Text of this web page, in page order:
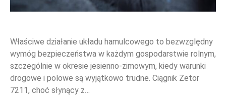
Właściwe działanie układu hamulcowego to bezwzględny
wymóg bezpieczeństwa w każdym gospodarstwie rolnym,
szczególnie w okresie jesienno-zimowym, kiedy warunki
drogowe i polowe są wyjątkowo trudne. Ciągnik Zetor
7211, choć słynący z…